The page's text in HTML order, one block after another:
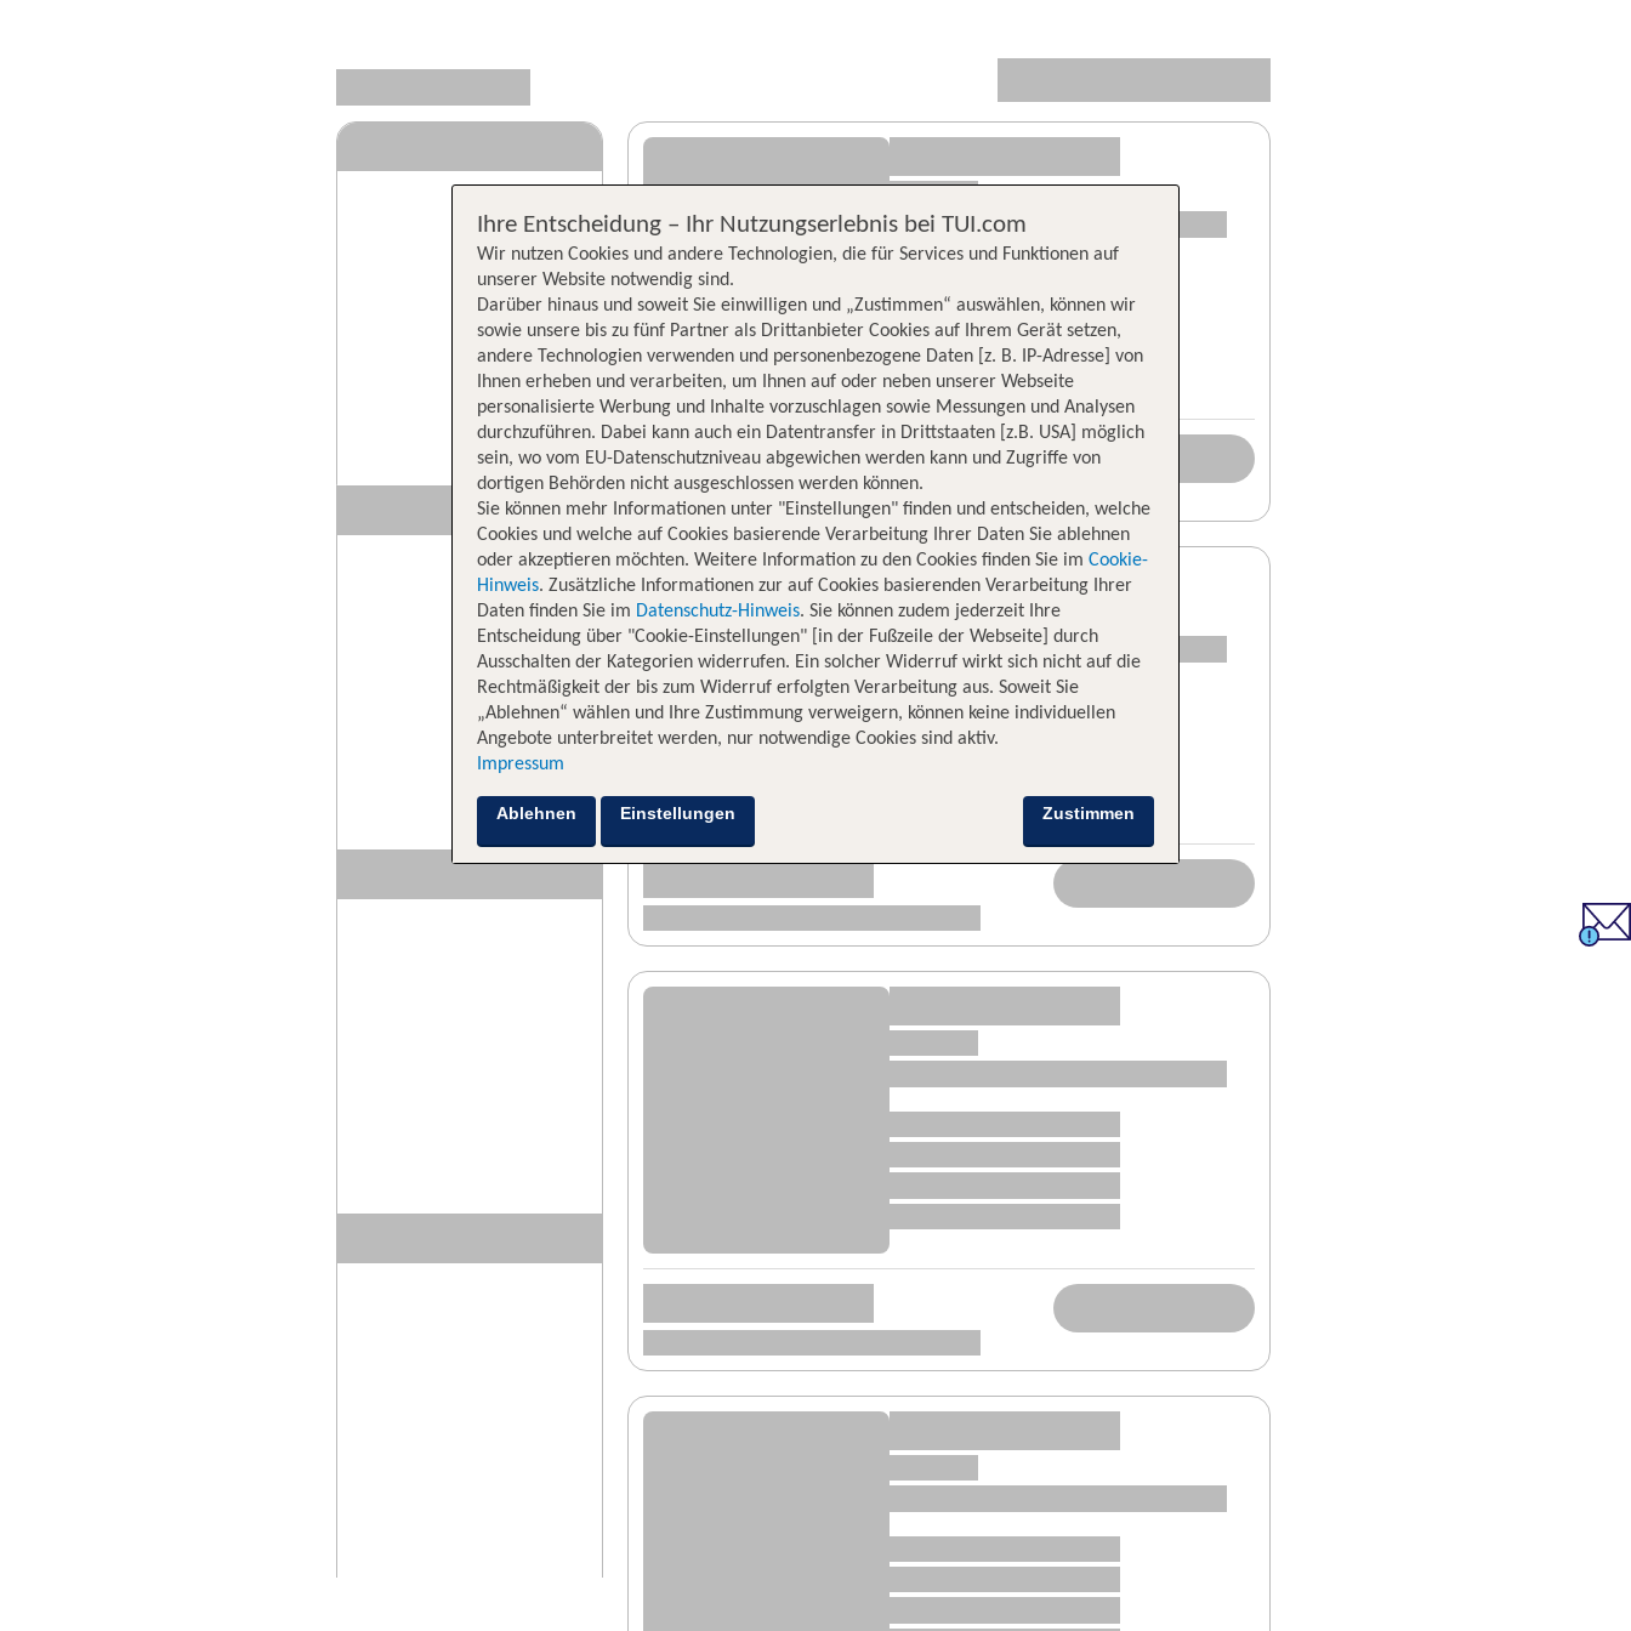
Ihre Entscheidung – Ihr Nutzungserlebnis bei TUI.com
Wir nutzen Cookies und andere Technologien, die für Services und Funktionen auf
unserer Website notwendig sind.
Darüber hinaus und soweit Sie einwilligen und „Zustimmen“ auswählen, können wir
sowie unsere bis zu fünf Partner als Drittanbieter Cookies auf Ihrem Gerät setzen,
andere Technologien verwenden und personenbezogene Daten [z. B. IP-Adresse] von
Ihnen erheben und verarbeiten, um Ihnen auf oder neben unserer Webseite
personalisierte Werbung und Inhalte vorzuschlagen sowie Messungen und Analysen
durchzuführen. Dabei kann auch ein Datentransfer in Drittstaaten [z.B. USA] möglich
sein, wo vom EU-Datenschutzniveau abgewichen werden kann und Zugriffe von
dortigen Behörden nicht ausgeschlossen werden können.
Sie können mehr Informationen unter "Einstellungen" finden und entscheiden, welche
Cookies und welche auf Cookies basierende Verarbeitung Ihrer Daten Sie ablehnen
oder akzeptieren möchten. Weitere Information zu den Cookies finden Sie im Cookie-
Hinweis. Zusätzliche Informationen zur auf Cookies basierenden Verarbeitung Ihrer
Daten finden Sie im Datenschutz-Hinweis. Sie können zudem jederzeit Ihre
Entscheidung über "Cookie-Einstellungen" [in der Fußzeile der Webseite] durch
Ausschalten der Kategorien widerrufen. Ein solcher Widerruf wirkt sich nicht auf die
Rechtmäßigkeit der bis zum Widerruf erfolgten Verarbeitung aus. Soweit Sie
„Ablehnen“ wählen und Ihre Zustimmung verweigern, können keine individuellen
Angebote unterbreitet werden, nur notwendige Cookies sind aktiv.
Impressum
Zustimmen
Ablehnen Einstellungen